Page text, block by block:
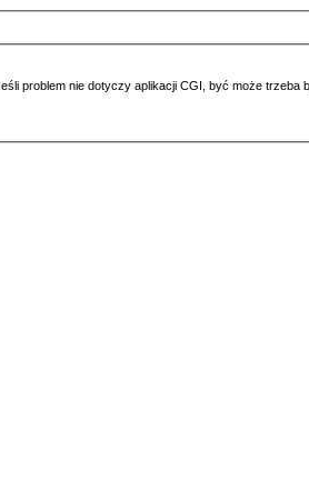
problem nie dotyczy aplikacji CGI, być może